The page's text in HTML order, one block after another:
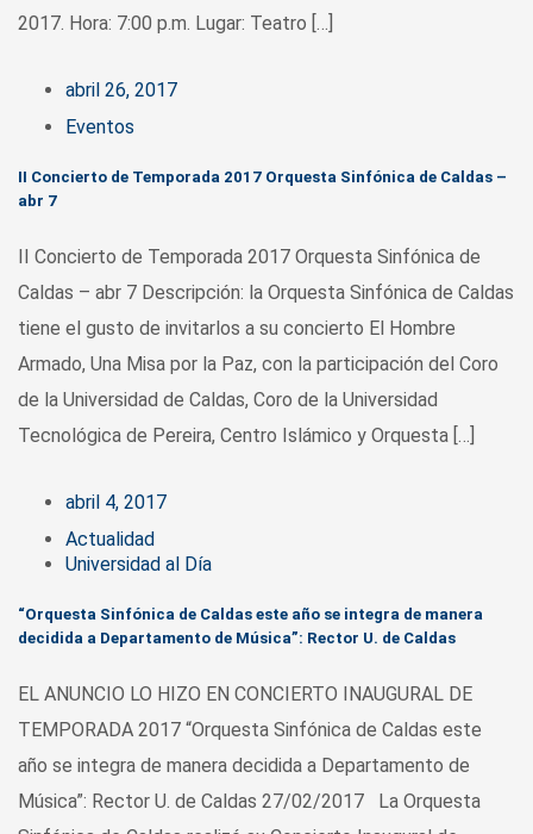
2017. Hora: 7:00 p.m. Lugar: Teatro […]
abril 26, 2017
Eventos
II Concierto de Temporada 2017 Orquesta Sinfónica de Caldas –
abr 7
II Concierto de Temporada 2017 Orquesta Sinfónica de
Caldas – abr 7 Descripción: la Orquesta Sinfónica de Caldas
tiene el gusto de invitarlos a su concierto El Hombre
Armado, Una Misa por la Paz, con la participación del Coro
de la Universidad de Caldas, Coro de la Universidad
Tecnológica de Pereira, Centro Islámico y Orquesta […]
abril 4, 2017
Actualidad
Universidad al Día
“Orquesta Sinfónica de Caldas este año se integra de manera
decidida a Departamento de Música”: Rector U. de Caldas
EL ANUNCIO LO HIZO EN CONCIERTO INAUGURAL DE
TEMPORADA 2017 “Orquesta Sinfónica de Caldas este
año se integra de manera decidida a Departamento de
Música”: Rector U. de Caldas 27/02/2017 La Orquesta